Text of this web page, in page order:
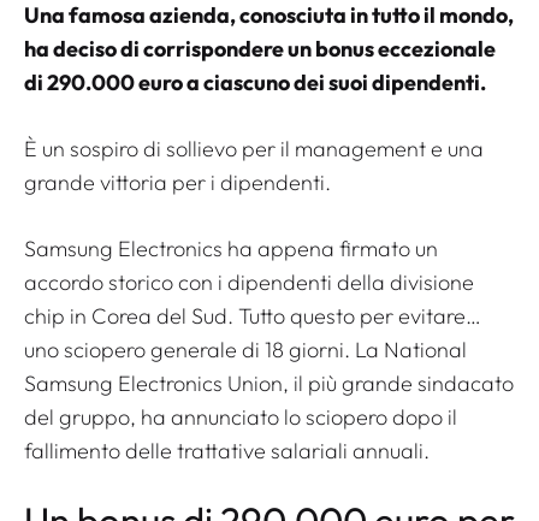
Una famosa azienda, conosciuta in tutto il mondo,
ha deciso di corrispondere un bonus eccezionale
di 290.000 euro a ciascuno dei suoi dipendenti.
È un sospiro di sollievo per il management e una
grande vittoria per i dipendenti.
Samsung Electronics ha appena firmato un
accordo storico con i dipendenti della divisione
chip in Corea del Sud. Tutto questo per evitare…
uno sciopero generale di 18 giorni. La National
Samsung Electronics Union, il più grande sindacato
del gruppo, ha annunciato lo sciopero dopo il
fallimento delle trattative salariali annuali.